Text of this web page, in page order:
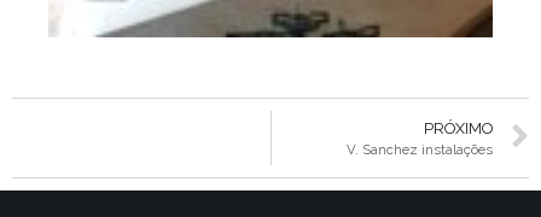
PRÓXIMO
V. Sanchez instalações